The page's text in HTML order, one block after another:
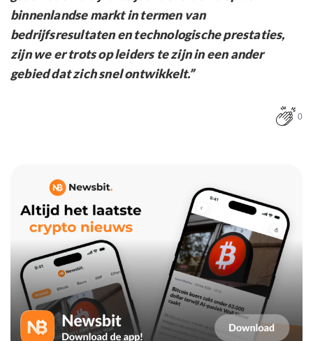
binnenlandse markt in termen van
bedrijfsresultaten en technologische prestaties,
zijn we er trots op leiders te zijn in een ander
gebied dat zich snel ontwikkelt.”
0